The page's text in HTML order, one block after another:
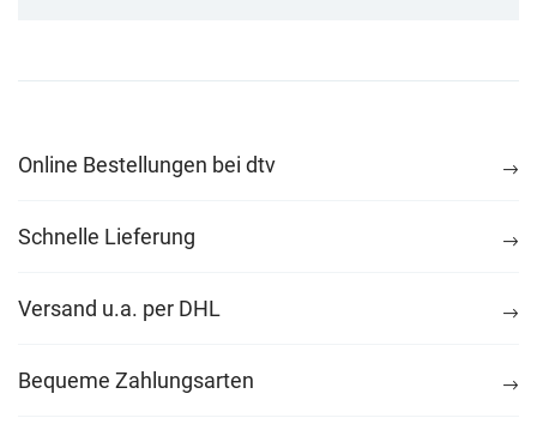
Online Bestellungen bei dtv
Schnelle Lieferung
Versand u.a. per DHL
Bequeme Zahlungsarten